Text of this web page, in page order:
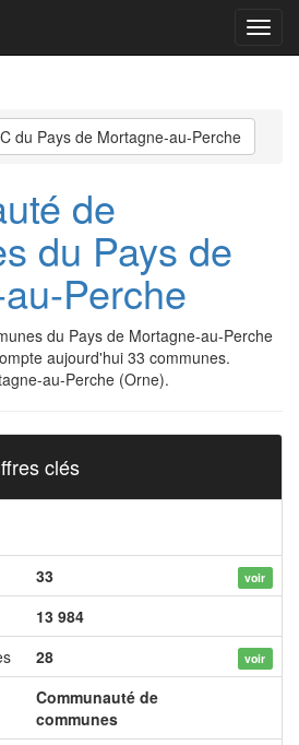
Menu
du Pays de Mortagne-au-Perche
de
du Pays de
Perche
du Pays de Mortagne-au-Perche
aujourd'hui 33 communes.
au-Perche (Orne).
clés
33 voir
13 984
28 voir
Communauté de
communes